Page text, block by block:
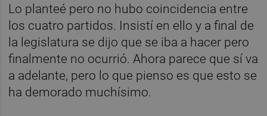
Lo planteé pero no hubo coincidencia entre
los cuatro partidos. Insistí en ello y a final de
la legislatura se dijo que se iba a hacer pero
finalmente no ocurrió. Ahora parece que sí va
a adelante, pero lo que pienso es que esto se
ha demorado muchísimo.